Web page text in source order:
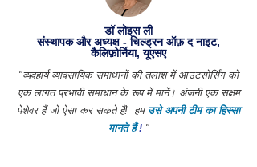
डॉ लोइस ली
संस्थापक और अध्यक्ष - चिल्ड्रन ऑफ़ द नाइट,
कैलिफ़ोर्निया, यूएसए
"व्यवहार्य व्यावसायिक समाधानों की तलाश में आउटसोर्सिंग को
एक लागत प्रभावी समाधान के रूप में मानें। अंजनी एक सक्षम
पेशेवर हैं जो ऐसा कर सकते हैं! हम उसे अपनी टीम का हिस्सा
मानते हैं ! "